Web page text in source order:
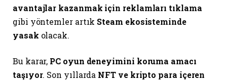
avantajlar kazanmak için reklamları tıklama
gibi yöntemler artık Steam ekosisteminde
yasak olacak.
Bu karar, PC oyun deneyimini koruma amacı
taşıyor. Son yıllarda NFT ve kripto para içeren